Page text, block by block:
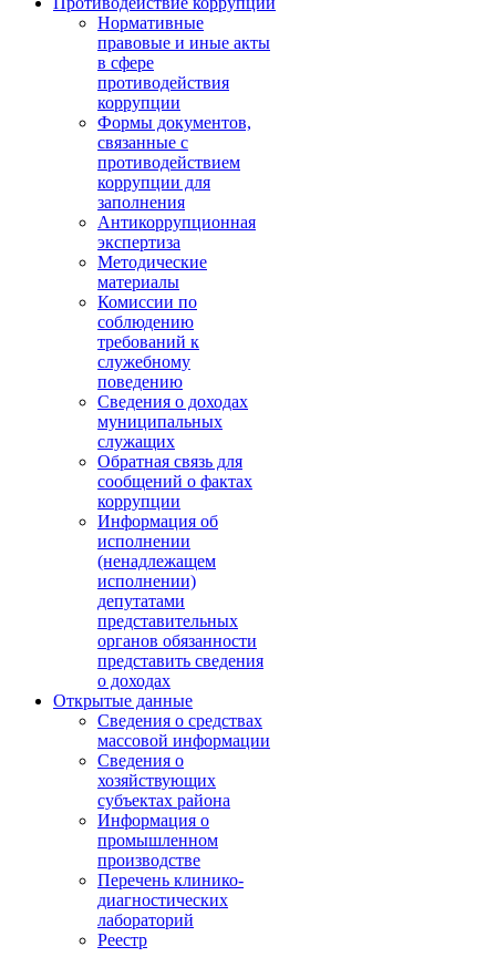
Нормативные
правовые и иные акты
в сфере
противодействия
коррупции
Формы документов,
связанные с
противодействием
коррупции для
заполнения
Антикоррупционная
экспертиза
Методические
материалы
Комиссии по
соблюдению
требований к
служебному
поведению
Сведения о доходах
муниципальных
служащих
Обратная связь для
сообщений о фактах
коррупции
Информация об
исполнении
(ненадлежащем
исполнении)
депутатами
представительных
органов обязанности
представить сведения
о доходах
Открытые данные
Сведения о средствах
массовой информации
Сведения о
хозяйствующих
субъектах района
Информация о
промышленном
производстве
Перечень клинико-
диагностических
лабораторий
Реестр